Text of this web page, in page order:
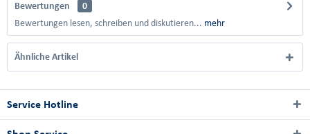
Bewertungen
0
Bewertungen lesen, schreiben und diskutieren... mehr
Ähnliche Artikel
Service Hotline